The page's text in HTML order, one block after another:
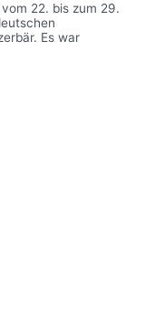
22. bis zum 29.
Es war